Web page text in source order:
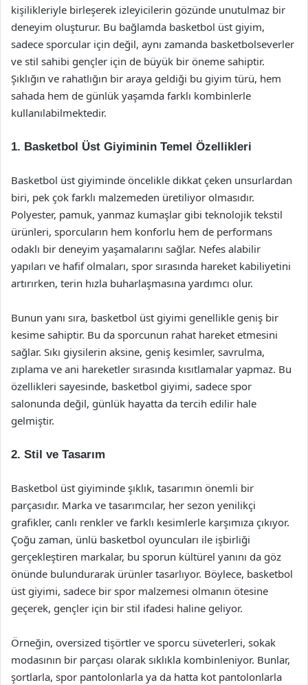
kişilikleriyle birleşerek izleyicilerin gözünde unutulmaz bir
deneyim oluşturur. Bu bağlamda basketbol üst giyim,
sadece sporcular için değil, aynı zamanda basketbolseverler
ve stil sahibi gençler için de büyük bir öneme sahiptir.
Şıklığın ve rahatlığın bir araya geldiği bu giyim türü, hem
sahada hem de günlük yaşamda farklı kombinlerle
kullanılabilmektedir.
1. Basketbol Üst Giyiminin Temel Özellikleri
Basketbol üst giyiminde öncelikle dikkat çeken unsurlardan
biri, pek çok farklı malzemeden üretiliyor olmasıdır.
Polyester, pamuk, yanmaz kumaşlar gibi teknolojik tekstil
ürünleri, sporcuların hem konforlu hem de performans
odaklı bir deneyim yaşamalarını sağlar. Nefes alabilir
yapıları ve hafif olmaları, spor sırasında hareket kabiliyetini
artırırken, terin hızla buharlaşmasına yardımcı olur.
Bunun yanı sıra, basketbol üst giyimi genellikle geniş bir
kesime sahiptir. Bu da sporcunun rahat hareket etmesini
sağlar. Sıkı giysilerin aksine, geniş kesimler, savrulma,
zıplama ve ani hareketler sırasında kısıtlamalar yapmaz. Bu
özellikleri sayesinde, basketbol giyimi, sadece spor
salonunda değil, günlük hayatta da tercih edilir hale
gelmiştir.
2. Stil ve Tasarım
Basketbol üst giyiminde şıklık, tasarımın önemli bir
parçasıdır. Marka ve tasarımcılar, her sezon yenilikçi
grafikler, canlı renkler ve farklı kesimlerle karşımıza çıkıyor.
Çoğu zaman, ünlü basketbol oyuncuları ile işbirliği
gerçekleştiren markalar, bu sporun kültürel yanını da göz
önünde bulundurarak ürünler tasarlıyor. Böylece, basketbol
üst giyimi, sadece bir spor malzemesi olmanın ötesine
geçerek, gençler için bir stil ifadesi haline geliyor.
Örneğin, oversized tişörtler ve sporcu süveterleri, sokak
modasının bir parçası olarak sıklıkla kombinleniyor. Bunlar,
şortlarla, spor pantolonlarla ya da hatta kot pantolonlarla